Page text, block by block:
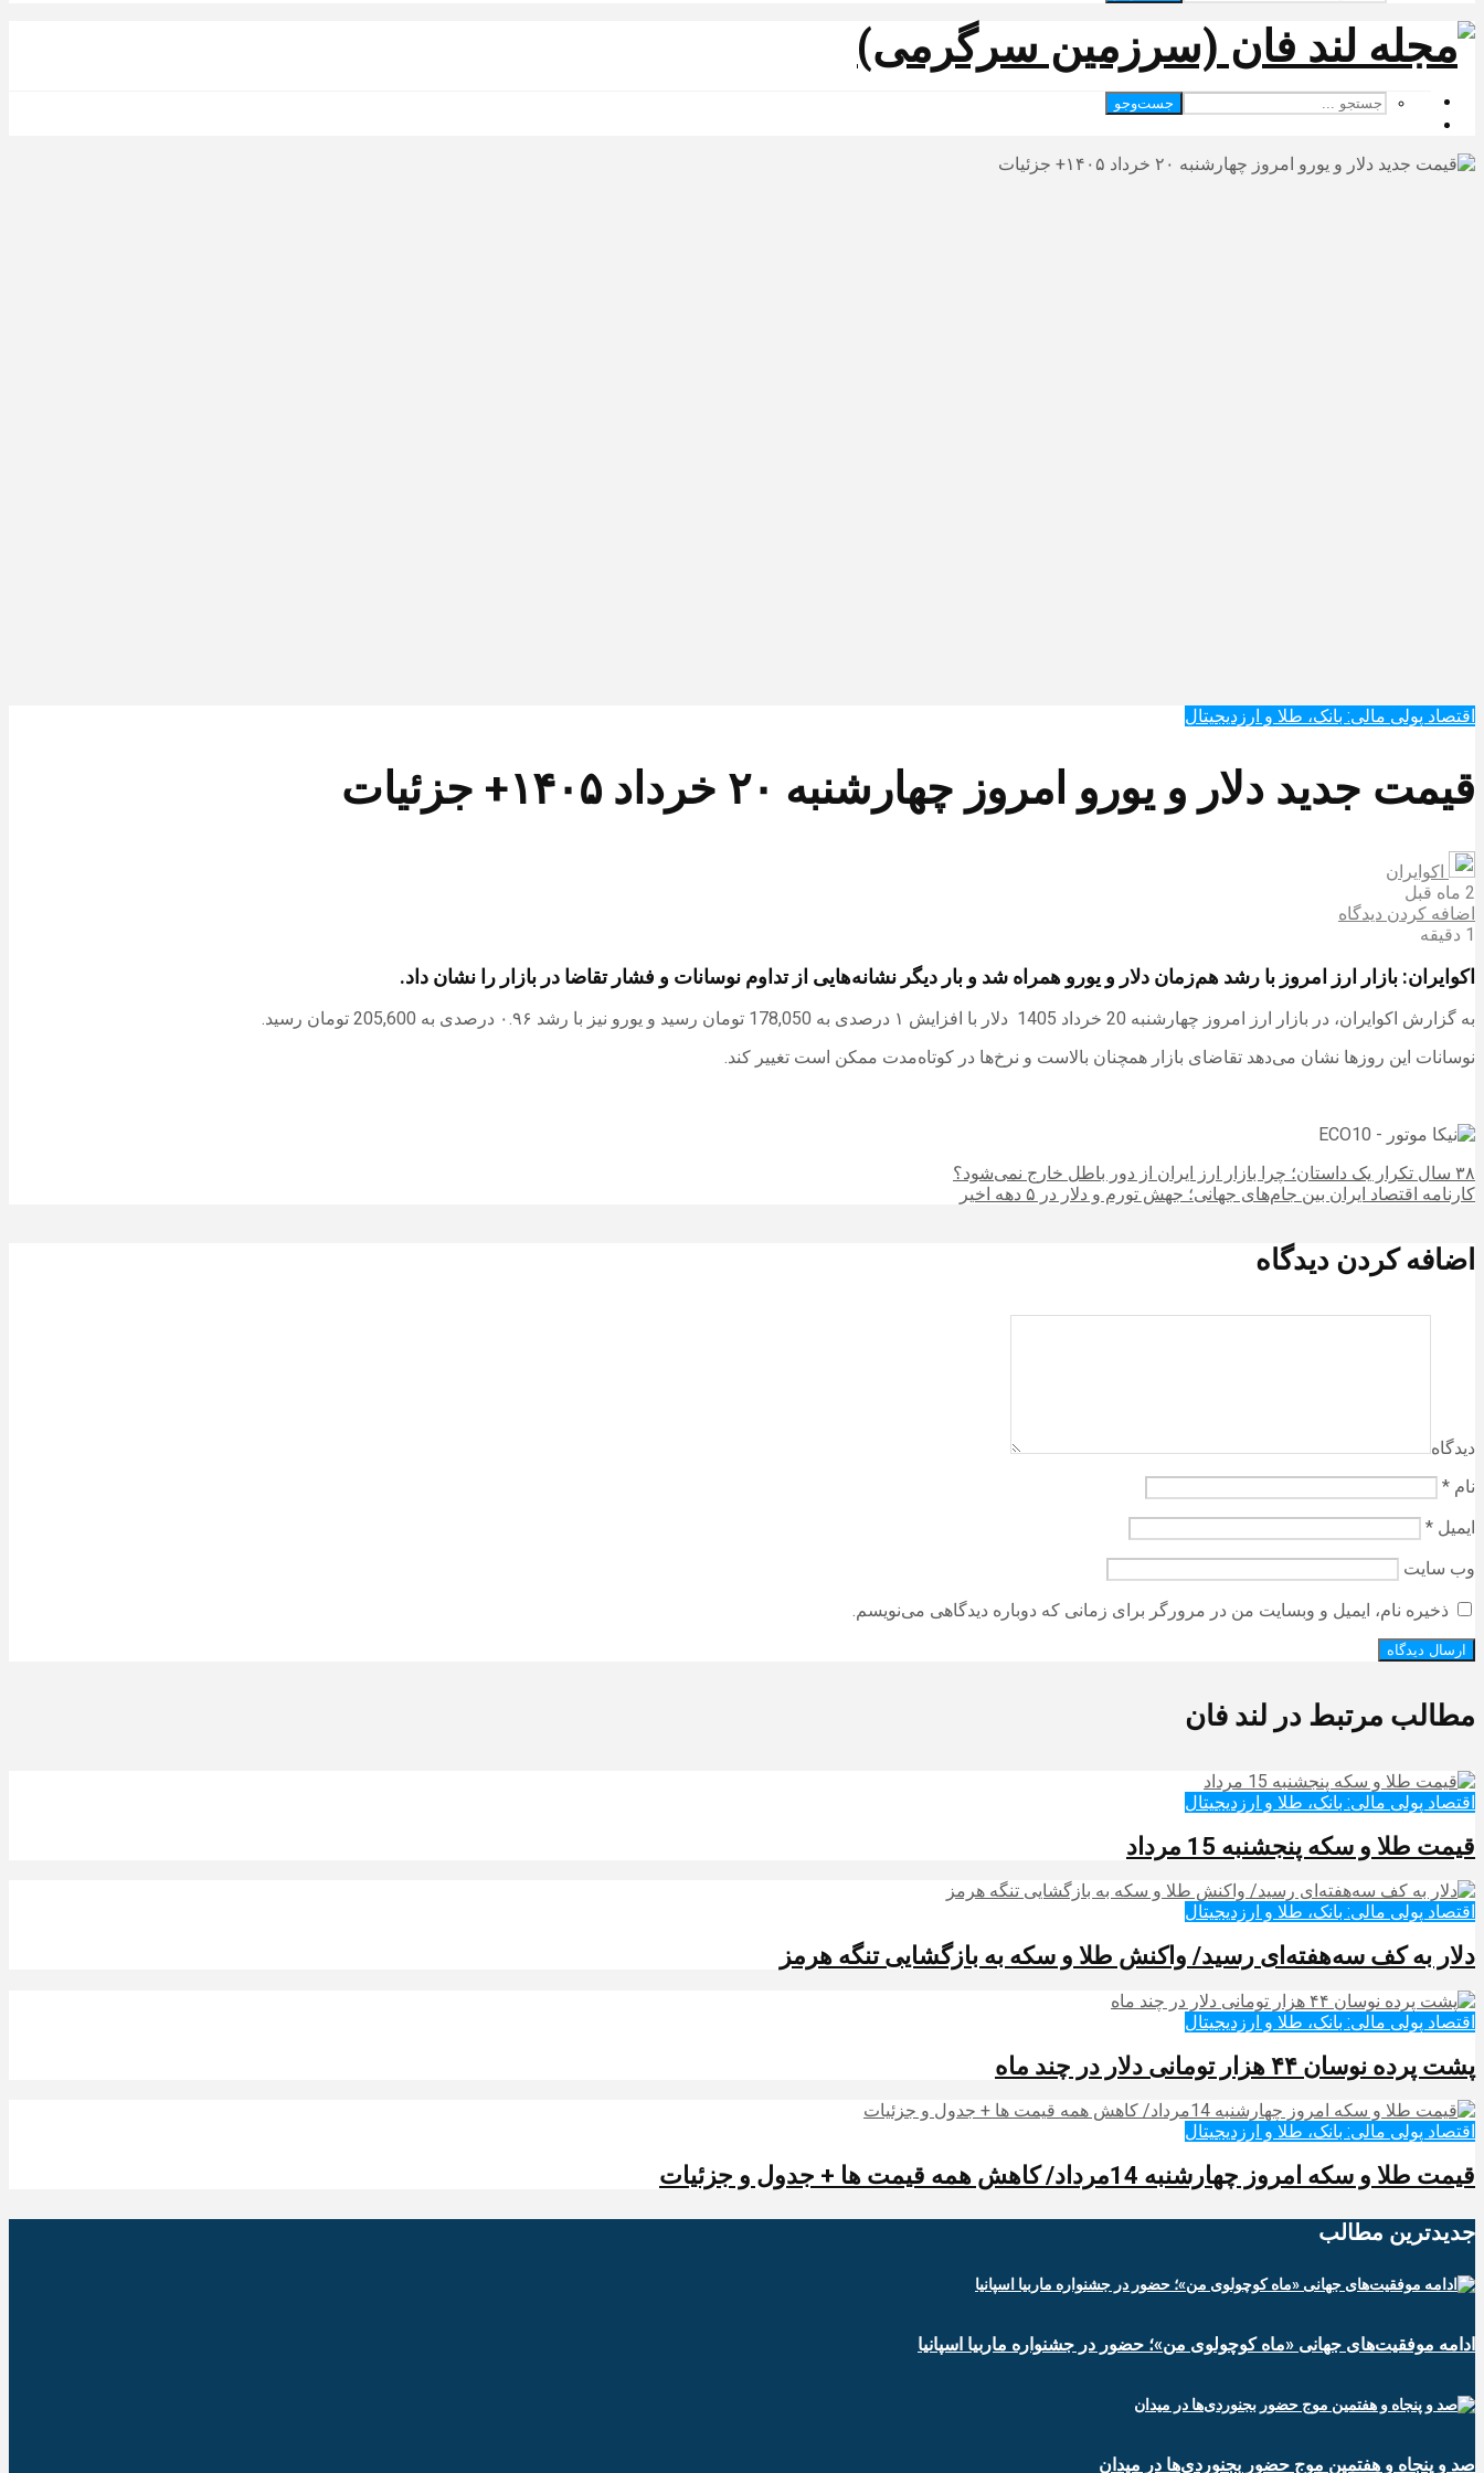
جست‌وجو
اقتصاد پولی مالی: بانک، طلا و ارزدیجیتال‌
قیمت جدید دلار و یورو امروز چهارشنبه ۲۰ خرداد ۱۴۰۵+ جزئیات
اکوایران
2 ماه قبل
اضافه کردن دیدگاه
1 دقیقه
اکوایران: بازار ارز امروز با رشد هم‌زمان دلار و یورو همراه شد و بار دیگر نشانه‌هایی از تداوم نوسانات و فشار تقاضا در بازار را نشان داد.
به گزارش اکوایران، در بازار ارز امروز چهارشنبه 20 خرداد 1405 دلار با افزایش ۱ درصدی به 178,050 تومان رسید و یورو نیز با رشد ۰.۹۶ درصدی به 205,600 تومان رسید.
نوسانات این روزها نشان می‌دهد تقاضای بازار همچنان بالاست و نرخ‌ها در کوتاه‌مدت ممکن است تغییر کند.
۳۸ سال تکرار یک داستان؛ چرا بازار ارز ایران از دور باطل خارج نمی‌شود؟
کارنامه اقتصاد ایران بین جام‌های جهانی؛ جهش تورم و دلار در ۵ دهه اخیر
اضافه کردن دیدگاه
دیدگاه
نام *
ایمیل *
وب‌ سایت
ذخیره نام، ایمیل و وبسایت من در مرورگر برای زمانی که دوباره دیدگاهی می‌نویسم.
مطالب مرتبط در لند فان
اقتصاد پولی مالی: بانک، طلا و ارزدیجیتال‌
قیمت طلا و سکه پنجشنبه 15 مرداد
اقتصاد پولی مالی: بانک، طلا و ارزدیجیتال‌
دلار به کف سه‌هفته‌ای رسید/ واکنش طلا و سکه به بازگشایی تنگه هرمز
اقتصاد پولی مالی: بانک، طلا و ارزدیجیتال‌
پشت پرده نوسان ۴۴ هزار تومانی دلار در چند ماه
اقتصاد پولی مالی: بانک، طلا و ارزدیجیتال‌
قیمت طلا و سکه امروز چهارشنبه 14مرداد/ کاهش همه قیمت ها + جدول و جزئیات
جدیدترین‌ مطالب
ادامه موفقیت‌های جهانی «ماه کوچولوی من»؛ حضور در جشنواره ماربیا اسپانیا
صد و پنجاه و هفتمین موج حضور بجنوردی‌ها در میدان